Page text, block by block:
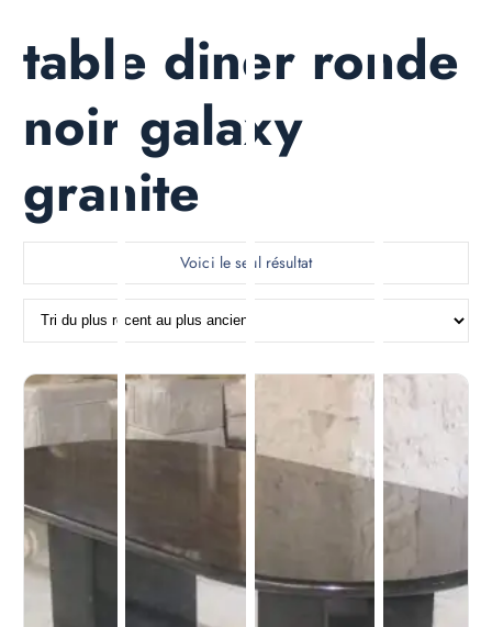
table diner ronde
noir galaxy
granite
Voici le seul résultat